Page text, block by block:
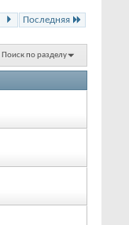
Последняя
Поиск по разделу